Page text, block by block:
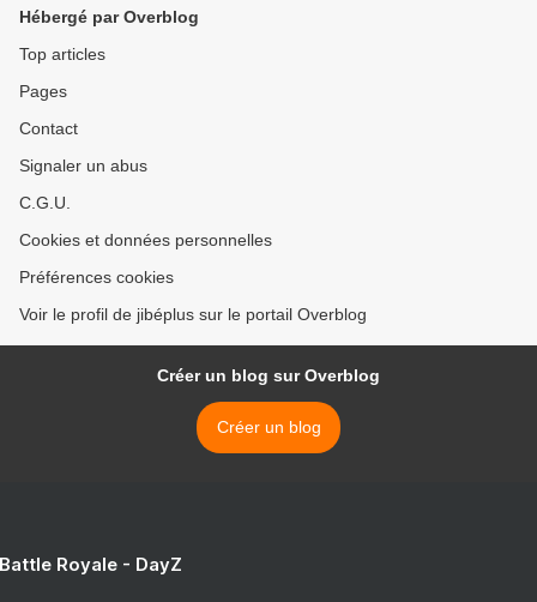
Hébergé par Overblog
Top articles
Pages
Contact
Signaler un abus
C.G.U.
Cookies et données personnelles
Préférences cookies
Voir le profil de jibéplus sur le portail Overblog
Créer un blog sur Overblog
Créer un blog
Royale - DayZ